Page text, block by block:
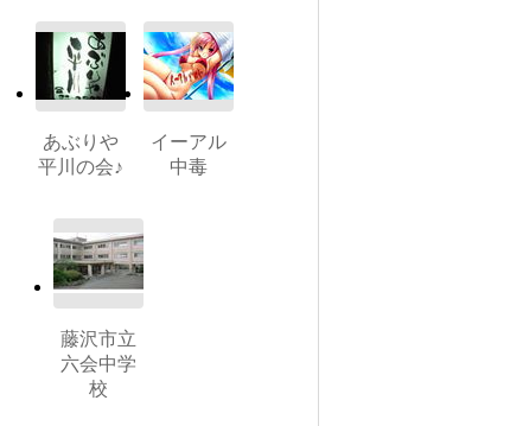
あぶりや
平川の会♪
イーアル
中毒
藤沢市立
六会中学
校